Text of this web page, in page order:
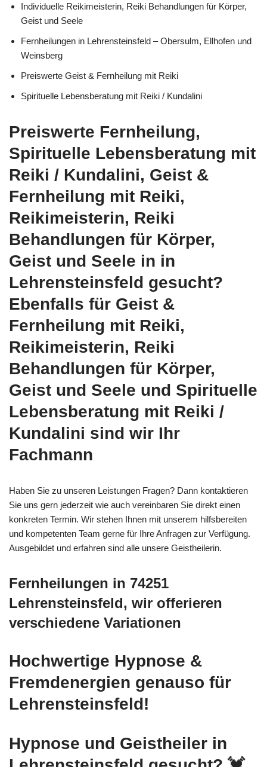
Individuelle Reikimeisterin, Reiki Behandlungen für Körper,
Geist und Seele
Fernheilungen in Lehrensteinsfeld – Obersulm, Ellhofen und
Weinsberg
Preiswerte Geist & Fernheilung mit Reiki
Spirituelle Lebensberatung mit Reiki / Kundalini
Preiswerte Fernheilung,
Spirituelle Lebensberatung mit
Reiki / Kundalini, Geist &
Fernheilung mit Reiki,
Reikimeisterin, Reiki
Behandlungen für Körper,
Geist und Seele in in
Lehrensteinsfeld gesucht?
Ebenfalls für Geist &
Fernheilung mit Reiki,
Reikimeisterin, Reiki
Behandlungen für Körper,
Geist und Seele und Spirituelle
Lebensberatung mit Reiki /
Kundalini sind wir Ihr
Fachmann
Haben Sie zu unseren Leistungen Fragen? Dann kontaktieren
Sie uns gern jederzeit wie auch vereinbaren Sie direkt einen
konkreten Termin. Wir stehen Ihnen mit unserem hilfsbereiten
und kompetenten Team gerne für Ihre Anfragen zur Verfügung.
Ausgebildet und erfahren sind alle unsere Geistheilerin.
Fernheilungen in 74251
Lehrensteinsfeld, wir offerieren
verschiedene Variationen
Hochwertige Hypnose &
Fremdenergien genauso für
Lehrensteinsfeld!
Hypnose und Geistheiler in